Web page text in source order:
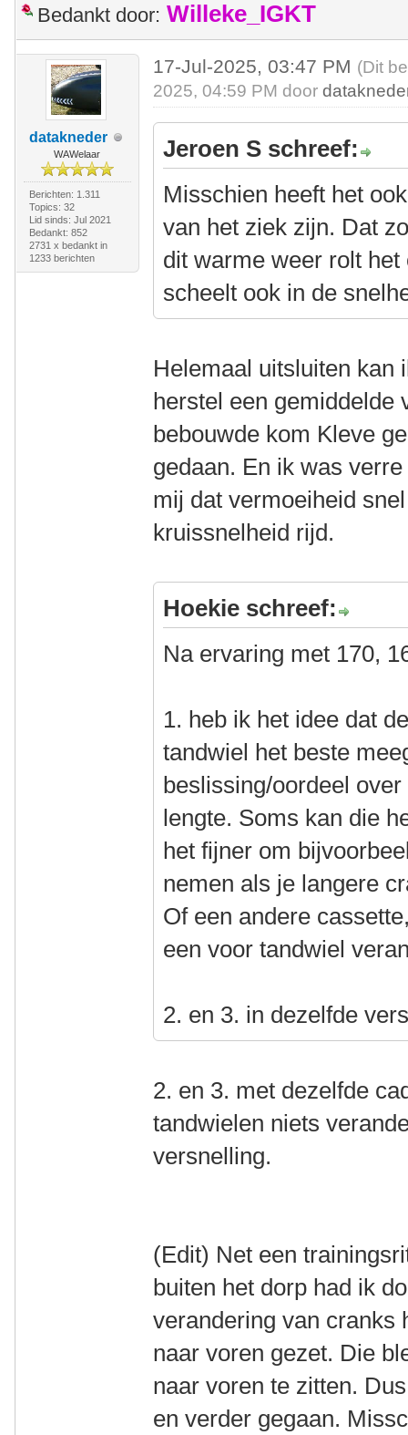
Bedankt door: Willeke_IGKT
datakneder
WAWelaar
Berichten: 1.311
Topics: 32
Lid sinds: Jul 2021
Bedankt: 852
2731 x bedankt in
1233 berichten
17-Jul-2025, 03:47 PM (Dit
2025, 04:59 PM door
Jeroen S schreef:
Misschien heeft het
van het ziek zijn. Dat
dit warme weer rolt
scheelt ook in de
Helemaal uitsluiten kan
herstel een gemiddelde
bebouwde kom Kleve
gedaan. En ik was
mij dat vermoeiheid
kruissnelheid rijd.
Hoekie schreef:
Na ervaring met 170,
1. heb ik het idee dat
tandwiel het beste
beslissing/oordeel
lengte. Soms kan die
het fijner om
nemen als je langere
Of een andere
een voor tandwiel
2. en 3. in dezelfde
2. en 3. met dezelfde
tandwielen niets
versnelling.
(Edit) Net een
buiten het dorp had ik
verandering van cranks
naar voren gezet. Die
naar voren te zitten.
en verder gegaan.